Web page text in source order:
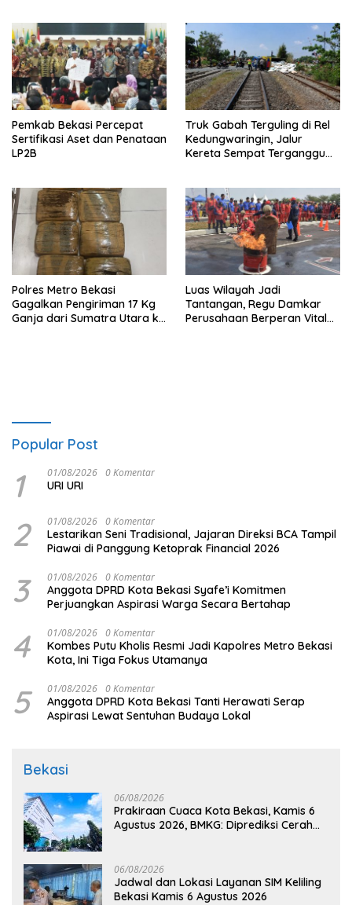
Pemkab Bekasi Percepat
Sertifikasi Aset dan Penataan
LP2B
Truk Gabah Terguling di Rel
Kedungwaringin, Jalur
Kereta Sempat Terganggu
Polres Metro Bekasi
Gagalkan Pengiriman 17 Kg
Ganja dari Sumatra Utara ke
Luas Wilayah Jadi
Tantangan, Regu Damkar
Perusahaan Berperan Vital
Popular Post
1 01/08/2026 0 Komentar
URI URI
2 01/08/2026 0 Komentar
Lestarikan Seni Tradisional, Jajaran Direksi BCA Tampil
Piawai di Panggung Ketoprak Financial 2026
3 01/08/2026 0 Komentar
Anggota DPRD Kota Bekasi Syafe’i Komitmen
Perjuangkan Aspirasi Warga Secara Bertahap
4 01/08/2026 0 Komentar
Kombes Putu Kholis Resmi Jadi Kapolres Metro Bekasi
Kota, Ini Tiga Fokus Utamanya
5 01/08/2026 0 Komentar
Anggota DPRD Kota Bekasi Tanti Herawati Serap
Aspirasi Lewat Sentuhan Budaya Lokal
Bekasi
06/08/2026
Prakiraan Cuaca Kota Bekasi, Kamis 6
Agustus 2026, BMKG: Diprediksi Cerah
06/08/2026
Jadwal dan Lokasi Layanan SIM Keliling
Bekasi Kamis 6 Agustus 2026